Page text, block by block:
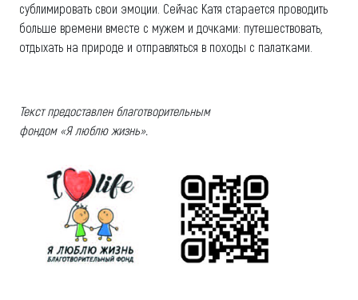
сублимировать свои эмоции. Сейчас Катя старается проводить
больше времени вместе с мужем и дочками: путешествовать,
отдыхать на природе и отправляться в походы с палатками.
Текст предоставлен благотворительным
фондом «Я люблю жизнь».